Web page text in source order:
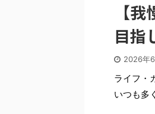
【
目指
2026年
ライフ・
いつも多